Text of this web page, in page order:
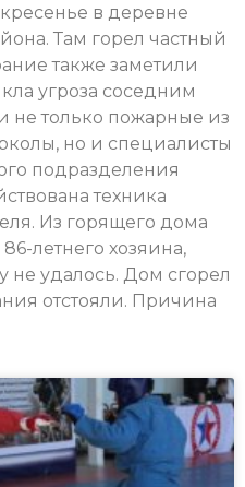
в деревне
Там горел частный
также заметили
угроза соседним
не только пожарные из
но и специалисты
подразделения
техника
Из горящего дома
летнего хозяина,
удалось. Дом сгорел
отстояли. Причина